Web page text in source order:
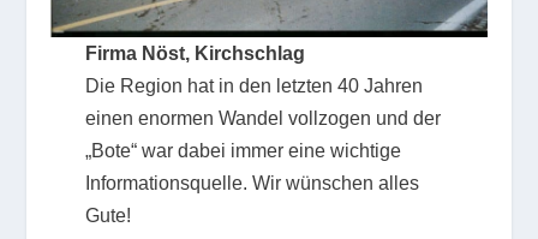
Firma Nöst, Kirchschlag
Die Region hat in den letzten 40 Jahren
einen enormen Wandel vollzogen und der
„Bote“ war dabei immer eine wichtige
Informationsquelle. Wir wünschen alles
Gute!